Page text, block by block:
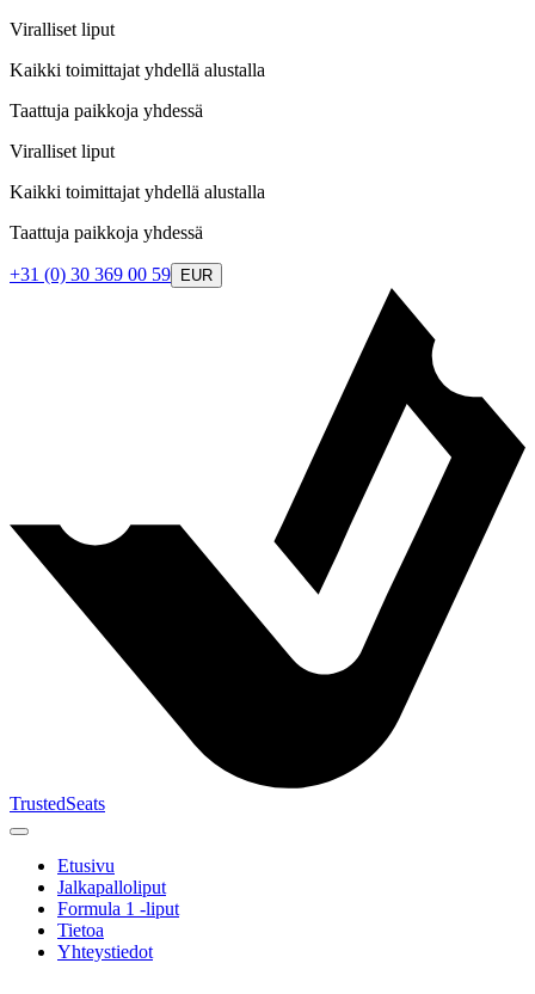
Viralliset liput
Kaikki toimittajat yhdellä alustalla
Taattuja paikkoja yhdessä
Viralliset liput
Kaikki toimittajat yhdellä alustalla
Taattuja paikkoja yhdessä
+31 (0) 30 369 00 59 EUR
TrustedSeats
Etusivu
Jalkapalloliput
Formula 1 -liput
Tietoa
Yhteystiedot